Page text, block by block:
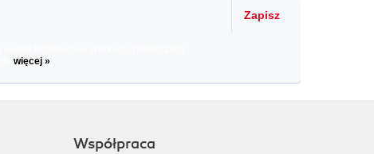
Zapisz
więcej »
Współpraca